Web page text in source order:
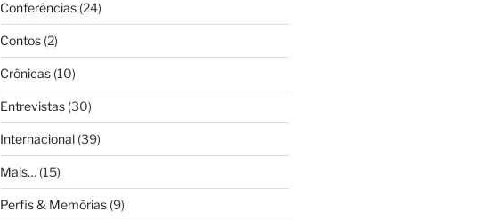
Conferências(24)
Contos(2)
Crônicas(10)
Entrevistas(30)
Internacional(39)
Mais…(15)
Perfis & Memórias(9)